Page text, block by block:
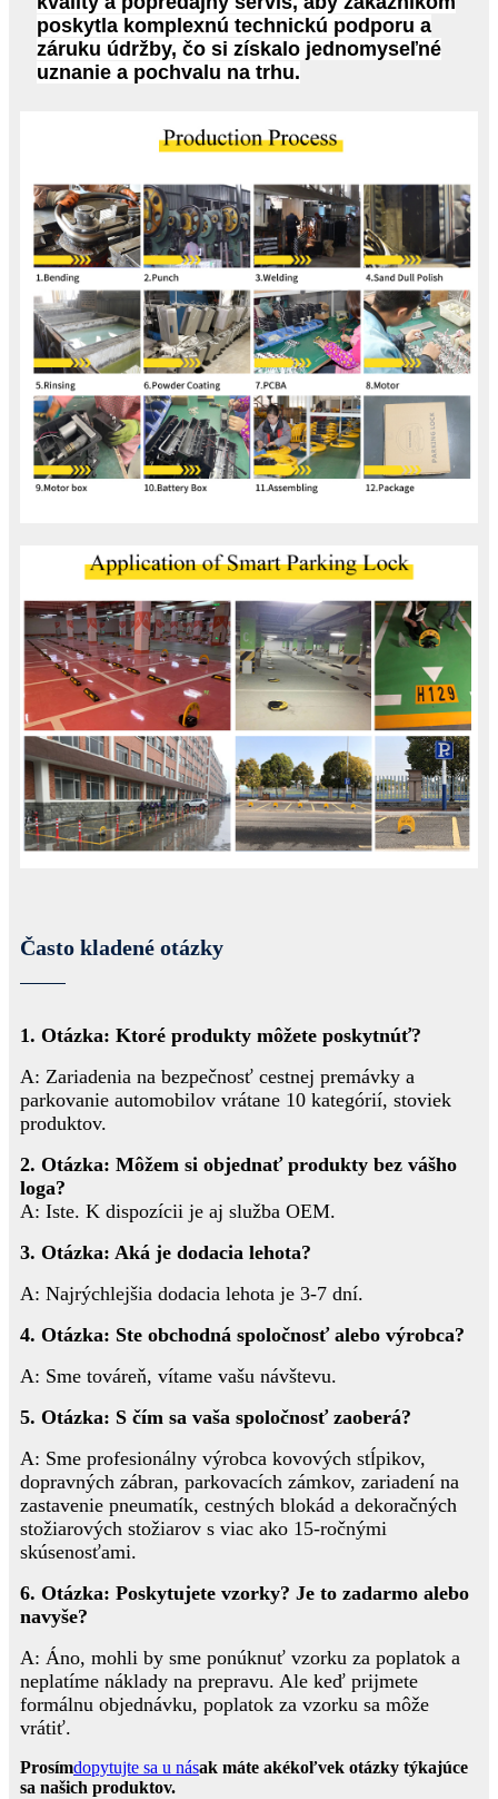
poskytla komplexnú technickú podporu a
záruku údržby, čo si získalo jednomyseľné
uznanie a pochvalu na trhu.
Často kladené otázky
1. Otázka: Ktoré produkty môžete poskytnúť?
A: Zariadenia na bezpečnosť cestnej premávky a
parkovanie automobilov vrátane 10 kategórií, stoviek
produktov.
2. Otázka: Môžem si objednať produkty bez vášho
loga?
A: Iste. K dispozícii je aj služba OEM.
3. Otázka: Aká je dodacia lehota?
A: Najrýchlejšia dodacia lehota je 3-7 dní.
4. Otázka: Ste obchodná spoločnosť alebo výrobca?
A: Sme továreň, vítame vašu návštevu.
5. Otázka: S čím sa vaša spoločnosť zaoberá?
A: Sme profesionálny výrobca kovových stĺpikov,
dopravných zábran, parkovacích zámkov, zariadení na
zastavenie pneumatík, cestných blokád a dekoračných
stožiarových stožiarov s viac ako 15-ročnými
skúsenosťami.
6. Otázka: Poskytujete vzorky? Je to zadarmo alebo
navyše?
A: Áno, mohli by sme ponúknuť vzorku za poplatok a
neplatíme náklady na prepravu. Ale keď prijmete
formálnu objednávku, poplatok za vzorku sa môže
vrátiť.
Prosímdopytujte sa u násak máte akékoľvek otázky týkajúce
sa našich produktov.